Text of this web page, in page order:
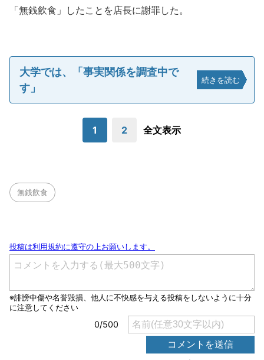
「無銭飲食」したことを店長に謝罪した。
大学では、「事実関係を調査中で
す」
続きを読む
1 2 全文表示
無銭飲食